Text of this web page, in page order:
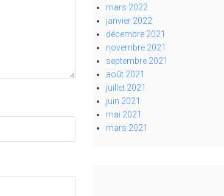
mars 2022
janvier 2022
décembre 2021
novembre 2021
septembre 2021
août 2021
juillet 2021
juin 2021
mai 2021
mars 2021